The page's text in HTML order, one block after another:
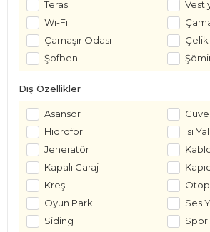
Teras
Wi-Fi
Çamaşır Odası
Çelik
Şofben
Dış Özellikler
Asansör
Hidrofor
Isı
Jeneratör
Kapalı Garaj
Kreş
Oyun Parkı
Ses
Siding
Spor